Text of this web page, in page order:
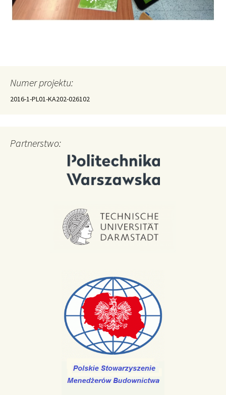
Numer projektu:
2016-1-PL01-KA202-026102
Partnerstwo: